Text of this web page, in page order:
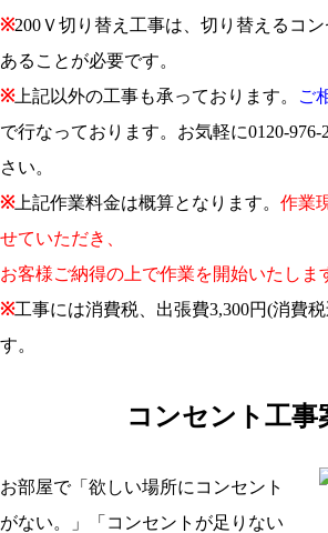
※200Ｖ切り替え工事は、切り替えるコ
あることが必要です。
※上記以外の工事も承っております。 ご
で行なっております。お気軽に0120-
さい。
※上記作業料金は概算となります。 作業
せていただき、
お客様ご納得の上で作業を開始いたしま
※工事には消費税、出張費3,300円(消費
す。
コンセント工事
お部屋で「欲しい場所にコンセント
がない。」「コンセントが足りない